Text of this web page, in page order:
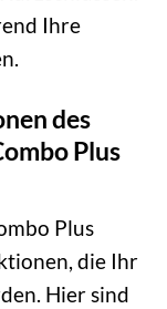
Ihre
des
Plus
Plus
die Ihr
Hier sind